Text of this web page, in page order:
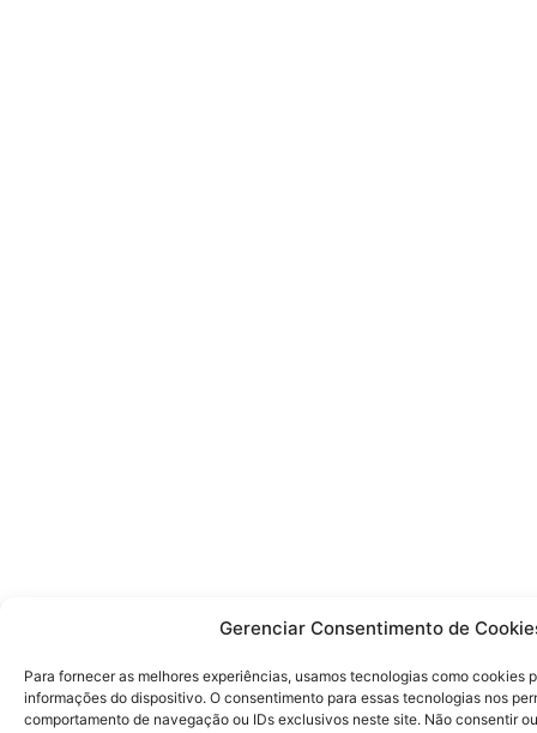
Gerenciar Consentimento de
Para fornecer as melhores experiências, usamos tecnologias como cookies
informações do dispositivo. O consentimento para essas tecnologias nos
comportamento de navegação ou IDs exclusivos neste site. Não consentir